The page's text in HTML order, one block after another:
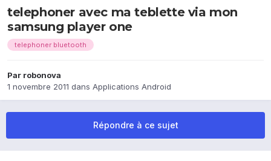
telephoner avec ma teblette via mon
samsung player one
telephoner bluetooth
Par robonova
1 novembre 2011 dans Applications Android
Répondre à ce sujet